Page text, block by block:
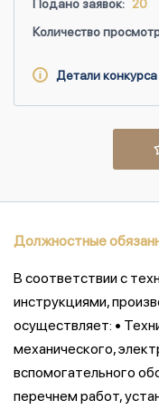
Подано заявок: 20
Количество
Детали конкурса
Должностные
В соответствии с
инструкциями,
осуществляет: •
механического,
вспомогательного
перечнем работ,